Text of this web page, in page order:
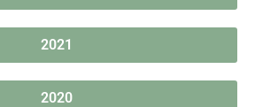
2021
2020